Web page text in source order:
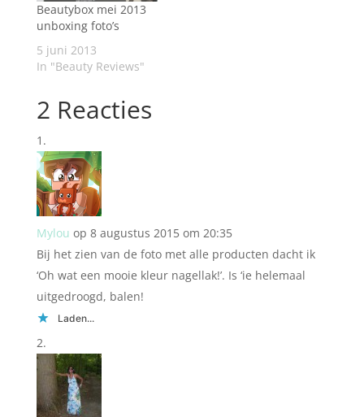
Beautybox mei 2013
unboxing foto’s
5 juni 2013
In "Beauty Reviews"
2 Reacties
Mylou op 8 augustus 2015 om 20:35
Bij het zien van de foto met alle producten dacht ik
‘Oh wat een mooie kleur nagellak!’. Is ‘ie helemaal
uitgedroogd, balen!
Laden...